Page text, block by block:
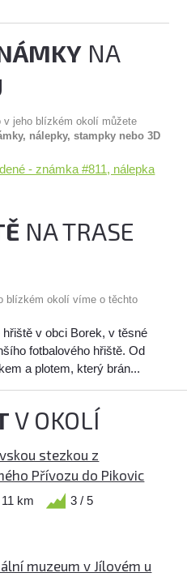
NA
v jeho blízkém okolí můžete
nálepky, stampky nebo 3D
- známka #811, nálepka
NA TRASE
blízkém okolí víme o těchto
v obci Borek, v těsné
fotbalového hřiště. Od
a plotem, který brán...
V OKOLÍ
stezkou z
Přívozu do Pikovic
km 3 / 5
muzeum v Jílovém u